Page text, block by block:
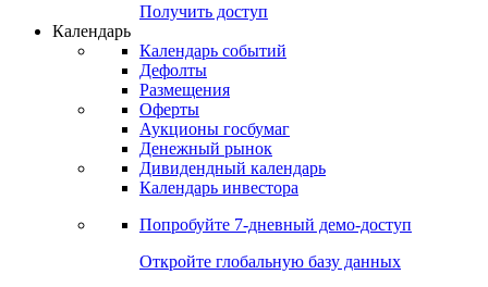
Получить доступ
Календарь
Календарь событий
Дефолты
Размещения
Оферты
Аукционы госбумаг
Денежный рынок
Дивидендный календарь
Календарь инвестора
Попробуйте 7-дневный демо-доступ
Откройте глобальную базу данных